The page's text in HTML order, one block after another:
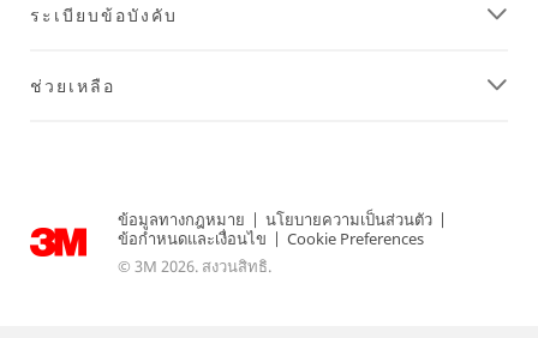
ระเบียบข้อบังคับ
ช่วยเหลือ
ข้อมูลทางกฎหมาย | นโยบายความเป็นส่วนตัว |
ข้อกำหนดและเงื่อนไข | Cookie Preferences
© 3M 2026. สงวนสิทธิ.